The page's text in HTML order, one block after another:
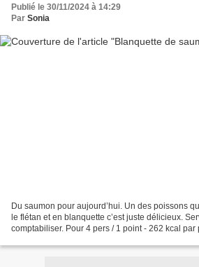
Publié le 30/11/2024 à 14:29
Par Sonia
Du saumon pour aujourd’hui. Un des poissons
le flétan et en blanquette c’est juste délicieux.
comptabiliser. Pour 4 pers / 1 point - 262 kcal